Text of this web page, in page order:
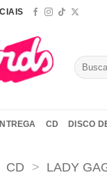
por:
CD DISCO
CD > LADY